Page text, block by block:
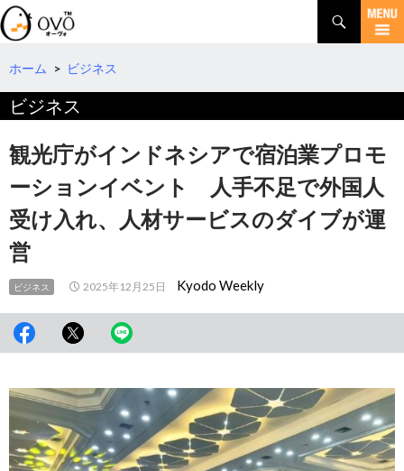
検
索
コ
テ
へ
移
ホーム > ビジネス
ビジネス
観光庁がインドネシアで宿泊業プロモ
ーションイベント 人手不足で外国人
受け入れ、人材サービスのダイブが運
営
ビジネス 2025年12月25日 Kyodo Weekly